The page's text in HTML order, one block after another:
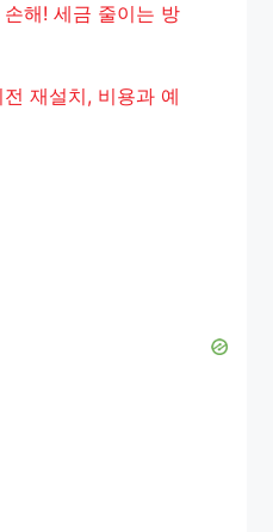
해! 세금 줄이는 방
재설치, 비용과 예